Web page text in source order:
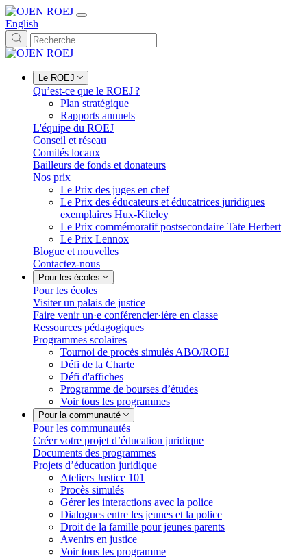
English
Le ROEJ
Qu’est-ce que le ROEJ ?
Plan stratégique
Rapports annuels
L'équipe du ROEJ
Conseil et réseau
Comités locaux
Bailleurs de fonds et donateurs
Nos prix
Le Prix des juges en chef
Le Prix des éducateurs et éducatrices juridiques
exemplaires Hux-Kiteley
Le Prix commémoratif postsecondaire Tate Herbert
Le Prix Lennox
Blogue et nouvelles
Contactez-nous
Pour les écoles
Pour les écoles
Visiter un palais de justice
Faire venir un·e conférencier·ière en classe
Ressources pédagogiques
Programmes scolaires
Tournoi de procès simulés ABO/ROEJ
Défi de la Charte
Défi d'affiches
Programme de bourses d’études
Voir tous les programmes
Pour la communauté
Pour les communautés
Créer votre projet d’éducation juridique
Documents des programmes
Projets d’éducation juridique
Ateliers Justice 101
Procès simulés
Gérer les interactions avec la police
Dialogues entre les jeunes et la police
Droit de la famille pour jeunes parents
Avenirs en justice
Voir tous les programme